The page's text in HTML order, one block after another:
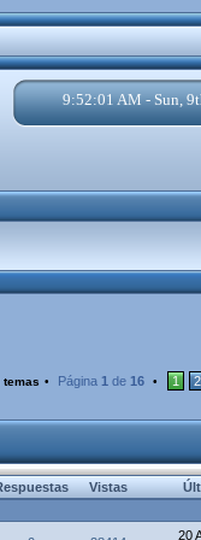
9:52:02 AM - Sun,
temas • Página 1 de 16 • 1 2
Vistas
20